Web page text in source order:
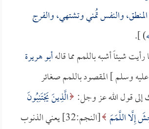
المنطق، والنفس تُمني وتشتهي، والفرج
) ].
شيئاً أشبه باللمم مما قالهأبو هريرة
وسلم ] المقصود باللمم صغائر
إلى قول الله عز وجل: الَّذِينَ يَجْتَنِبُونَ
إِلَّا اللَّمَمَ
[النجم:32] يعني الذنوب